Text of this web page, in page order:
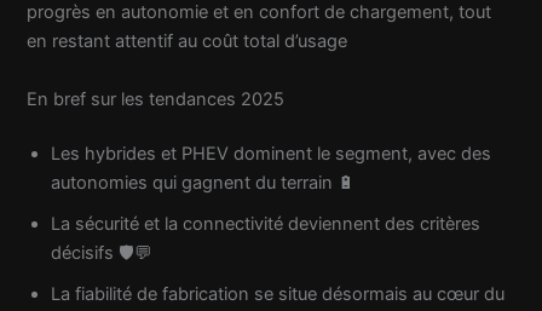
progrès en autonomie et en confort de chargement, tout
en restant attentif au coût total d’usage
En bref sur les tendances 2025
Les hybrides et PHEV dominent le segment, avec des
autonomies qui gagnent du terrain 🔋
La sécurité et la connectivité deviennent des critères
décisifs 🛡️💬
La fiabilité de fabrication se situe désormais au cœur du